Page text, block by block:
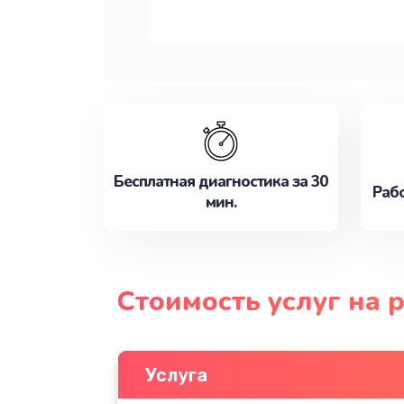
Бесплатная диагностика за 30
мин.
Стоимость услуг
Услуга